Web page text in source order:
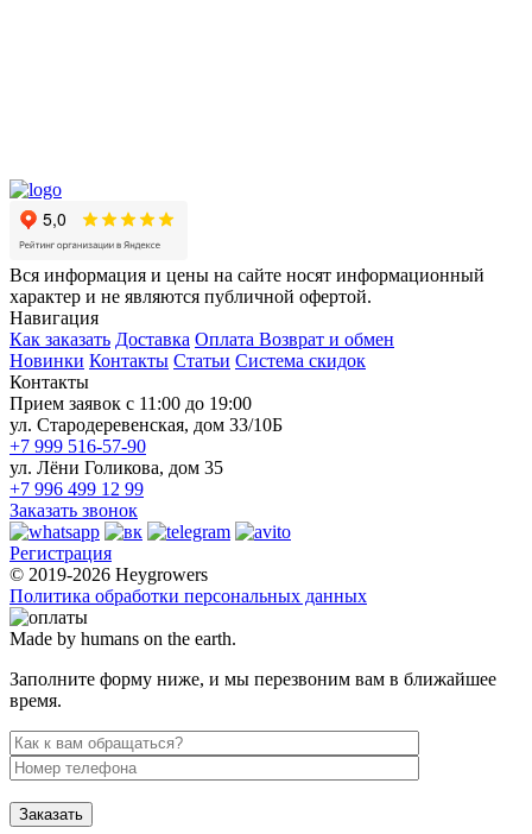
Вся информация и цены на сайте носят информационный
характер и не являются публичной офертой.
Навигация
Как заказать Доставка Оплата Возврат и обмен
Новинки Контакты Статьи Система скидок
Контакты
Прием заявок с 11:00 до 19:00
ул. Стародеревенская, дом 33/10Б
+7 999 516-57-90
ул. Лёни Голикова, дом 35
+7 996 499 12 99
Заказать звонок
Регистрация
© 2019-2026 Heygrowers
Политика обработки персональных данных
Made by humans on the earth.
Заполните форму ниже, и мы перезвоним вам в ближайшее
время.
Заказать